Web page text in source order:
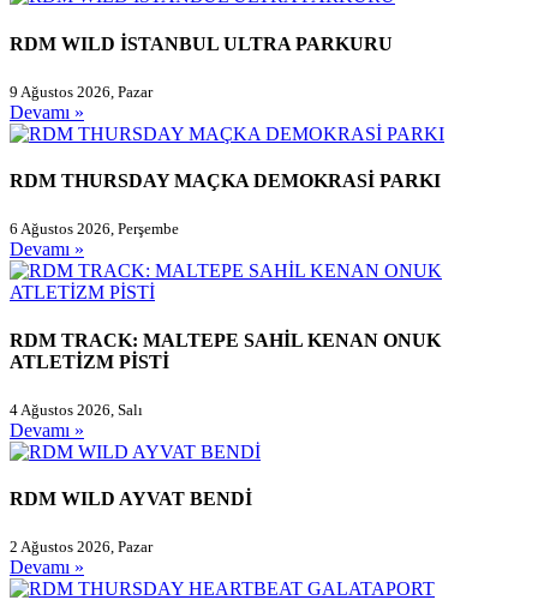
RDM WILD İSTANBUL ULTRA PARKURU
9 Ağustos 2026, Pazar
Devamı »
RDM THURSDAY MAÇKA DEMOKRASİ PARKI
6 Ağustos 2026, Perşembe
Devamı »
RDM TRACK: MALTEPE SAHİL KENAN ONUK
ATLETİZM PİSTİ
4 Ağustos 2026, Salı
Devamı »
RDM WILD AYVAT BENDİ
2 Ağustos 2026, Pazar
Devamı »